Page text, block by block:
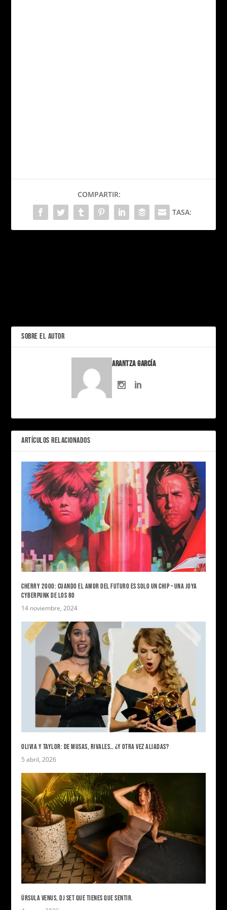
COMPARTIR:
TASA:
SOBRE EL AUTOR
Arantza García
ARTÍCULOS RELACIONADOS
CHERRY 2000: CUANDO EL AMOR DEL FUTURO ES SOLO UN CHIP – UNA JOYA
CYBERPUNK DE LOS 80
14 noviembre, 2024
OLIVIA Y TAYLOR: DE MUSAS, RIVALES… ¿Y OTRA VEZ ALIADAS?
5 abril, 2026
ÚRSULA VENUS, DJ SET QUE TIENES QUE SENTIR.